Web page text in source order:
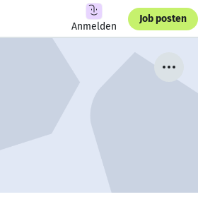
Anmelden
Job posten